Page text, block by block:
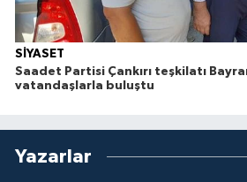
SİYASET
Saadet Partisi Çankırı teşkilatı
vatandaşlarla buluştu
Yazarlar